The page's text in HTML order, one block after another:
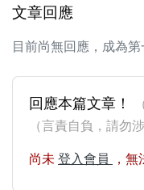
文章回應
目前尚無回應，成為第
回應本篇文章！
（言責自負，請勿
尚未 登入會員 ，無